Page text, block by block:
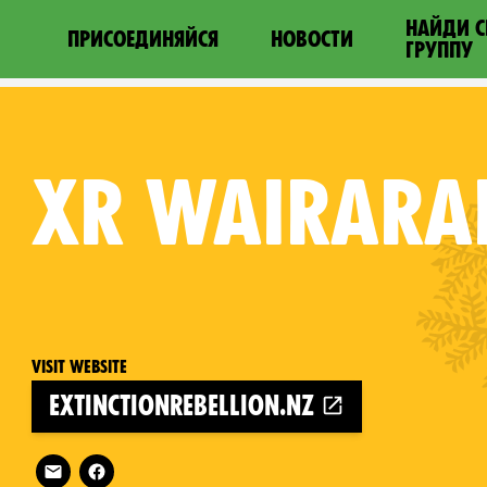
ПРИСОЕДИНЯЙСЯ НОВОСТИ
НАЙДИ
ГРУППУ
XR
Visit website
extinctionrebellion.nz
Follow XR Wairarapa on